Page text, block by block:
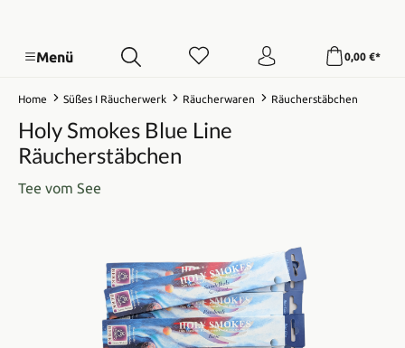
Menü 0,00 €*
Home Süßes I Räucherwerk Räucherwaren Räucherstäbchen
Holy Smokes Blue Line
Räucherstäbchen
Tee vom See